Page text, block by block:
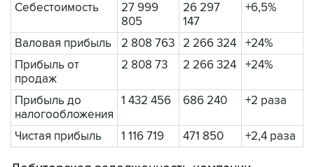
Себестоимость
27 999
805
26 297
147
+6,5%
Валовая прибыль 2 808 763 2 266 324
+24%
Прибыль от
продаж
2 808 73 2 266 324 +24%
Прибыль до
налогообложения
1 432 456 686 240 +2 раза
Чистая прибыль 1 116 719 471 850 +2,4 раза